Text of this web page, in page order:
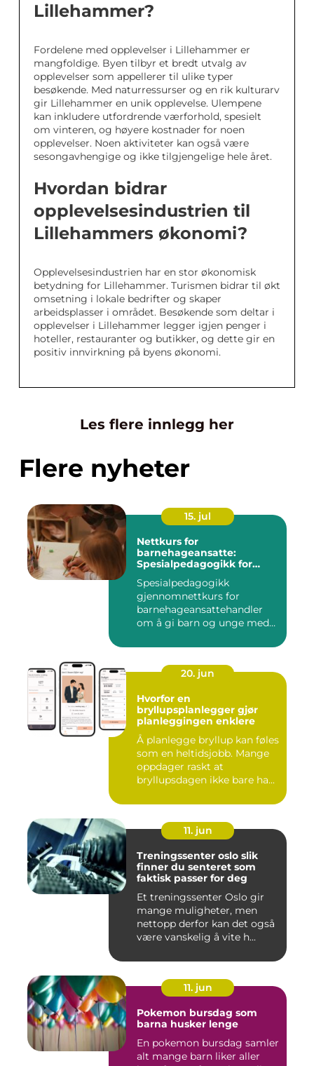
Lillehammer?
Fordelene med opplevelser i Lillehammer er
mangfoldige. Byen tilbyr et bredt utvalg av
opplevelser som appellerer til ulike typer
besøkende. Med naturressurser og en rik kulturarv
gir Lillehammer en unik opplevelse. Ulempene
kan inkludere utfordrende værforhold, spesielt
om vinteren, og høyere kostnader for noen
opplevelser. Noen aktiviteter kan også være
sesongavhengige og ikke tilgjengelige hele året.
Hvordan bidrar
opplevelsesindustrien til
Lillehammers økonomi?
Opplevelsesindustrien har en stor økonomisk
betydning for Lillehammer. Turismen bidrar til økt
omsetning i lokale bedrifter og skaper
arbeidsplasser i området. Besøkende som deltar i
opplevelser i Lillehammer legger igjen penger i
hoteller, restauranter og butikker, og dette gir en
positiv innvirkning på byens økonomi.
Les flere innlegg her
Flere nyheter
15. jul
Nettkurs for
barnehageansatte:
Spesialpedagogikk for
Spesialpedagogikk
gjennomnettkurs for
barnehageansattehandler
om å gi barn og unge med
20. jun
Hvorfor en
bryllupsplanlegger gjør
planleggingen enklere
Å planlegge bryllup kan føles
som en heltidsjobb. Mange
oppdager raskt at
bryllupsdagen ikke bare ha...
11. jun
Treningssenter oslo slik
finner du senteret som
faktisk passer for deg
Et treningssenter Oslo gir
mange muligheter, men
nettopp derfor kan det også
være vanskelig å vite h...
11. jun
Pokemon bursdag som
barna husker lenge
En pokemon bursdag samler
alt mange barn liker aller